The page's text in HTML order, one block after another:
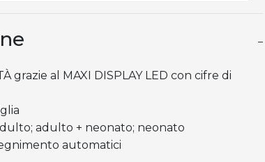
−
grazie al MAXI DISPLAY LED con cifre di
adulto + neonato; neonato
automatici